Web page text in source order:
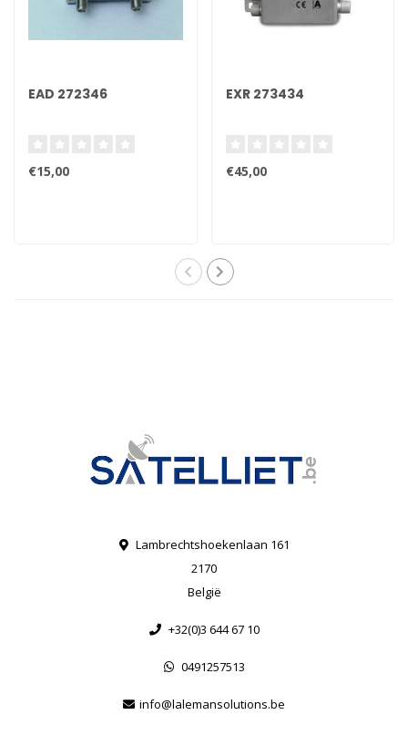
EAD 272346
€15,00
EXR 273434
€45,00
Lambrechtshoekenlaan 161
2170
België
+32(0)3 644 67 10
0491257513
info@lalemansolutions.be